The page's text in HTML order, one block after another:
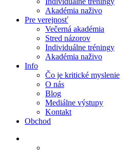
Akadémia naživo
Pre verejnosť
Večerná akadémia
Stred názorov
Individuálne tréningy
Akadémia naživo
Info
Čo je kritické myslenie
O nás
Blog
Mediálne výstupy
Kontakt
Obchod